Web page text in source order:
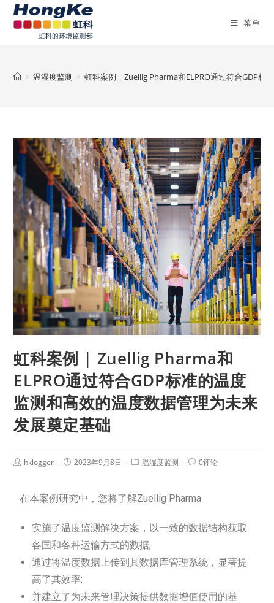
菜单
> 温湿度监测 > 虹科案例 | Zuellig Pharma和ELPRO通过符合GDP标
虹科案例 | Zuellig Pharma和
ELPRO通过符合GDP标准的温度
监测和高效的温度数据管理为未来
发展奠定基础
hklogger 2023年9月8日 温湿度监测 0评论
在本案例研究中，您将了解Zuellig Pharma
实施了温度监测解决方案，以一致的数据结构获取
各国和各种运输方式的数据;
通过将温度数据上传到其数据库管理系统，显著提
高了其效率;
并建立了为未来管理决策提供数据增值使用的基